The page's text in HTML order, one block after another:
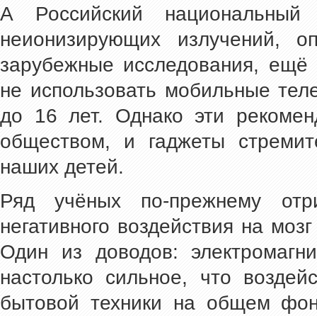
А Российский
неионизирующих излучений,
зарубежные исследования,
не использовать мобильные
до 16 лет. Однако эти
обществом, и гаджеты
наших детей.
Ряд учёных по-прежнему
негативного воздействия на
Один из доводов:
настолько сильное, что
бытовой техники на общем